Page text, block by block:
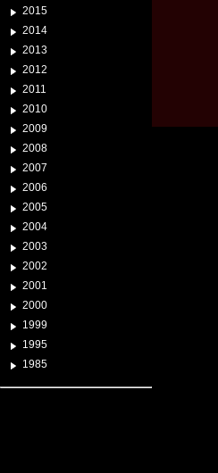
2015
2014
2013
2012
2011
2010
2009
2008
2007
2006
2005
2004
2003
2002
2001
2000
1999
1995
1985